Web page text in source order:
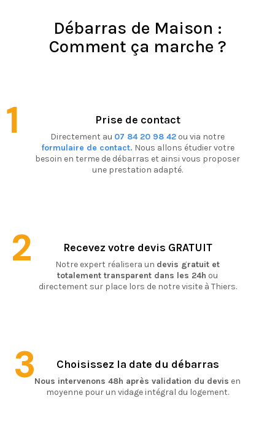
Débarras de Maison :
Comment ça marche ?
Prise de contact
Directement au 07 84 20 98 42 ou via notre
formulaire de contact. Nous allons étudier votre
besoin en terme de débarras et ainsi vous proposer
une prestation adapté.
1
Recevez votre devis GRATUIT
Notre expert réalisera un devis gratuit et
totalement transparent dans les 24h ou
directement sur place lors de notre visite à Thiers.
2
Choisissez la date du débarras
Nous intervenons 48h après validation du devis en
moyenne pour un vidage intégral du logement.
3